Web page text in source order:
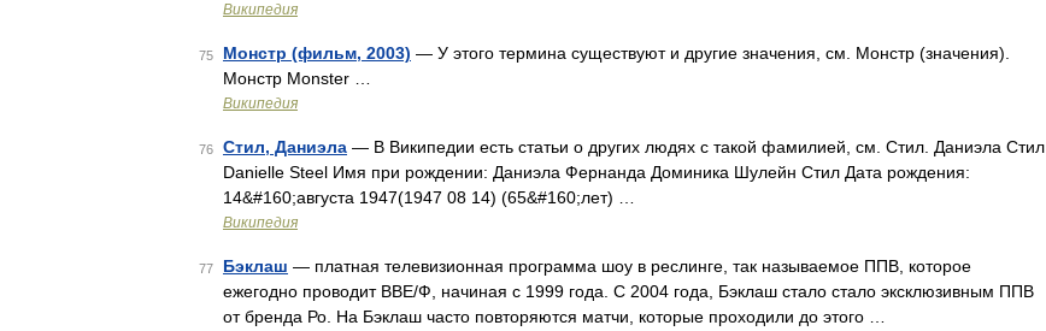
Википедия
75 Монстр (фильм, 2003) — У этого термина существуют и другие значения, см. Монстр (значения).
Монстр Monster …
Википедия
76 Стил, Даниэла — В Википедии есть статьи о других людях с такой фамилией, см. Стил. Даниэла Стил
Danielle Steel Имя при рождении: Даниэла Фернанда Доминика Шулейн Стил Дата рождения:
14&#160;августа 1947(1947 08 14) (65&#160;лет) …
Википедия
77 Бэклаш — платная телевизионная программа шоу в реслинге, так называемое ППВ, которое
ежегодно проводит ВВЕ/Ф, начиная с 1999 года. С 2004 года, Бэклаш стало стало эксклюзивным ППВ
от бренда Ро. На Бэклаш часто повторяются матчи, которые проходили до этого …